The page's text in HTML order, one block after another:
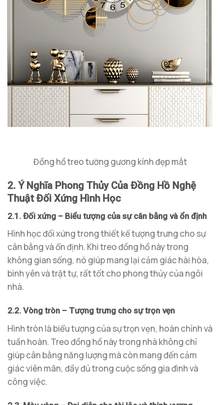
Đồng hồ treo tường gương kính đẹp mắt
2. Ý Nghĩa Phong Thủy Của Đồng Hồ Nghệ
Thuật Đối Xứng Hình Học
2.1. Đối xứng – Biểu tượng của sự cân bằng và ổn định
Hình học đối xứng trong thiết kế tượng trưng cho sự
cân bằng và ổn định. Khi treo đồng hồ này trong
không gian sống, nó giúp mang lại cảm giác hài hòa,
bình yên và trật tự, rất tốt cho phong thủy của ngôi
nhà.
2.2. Vòng tròn – Tượng trưng cho sự trọn vẹn
Hình tròn là biểu tượng của sự trọn vẹn, hoàn chỉnh và
tuần hoàn. Treo đồng hồ này trong nhà không chỉ
giúp cân bằng năng lượng mà còn mang đến cảm
giác viên mãn, đầy đủ trong cuộc sống gia đình và
công việc.